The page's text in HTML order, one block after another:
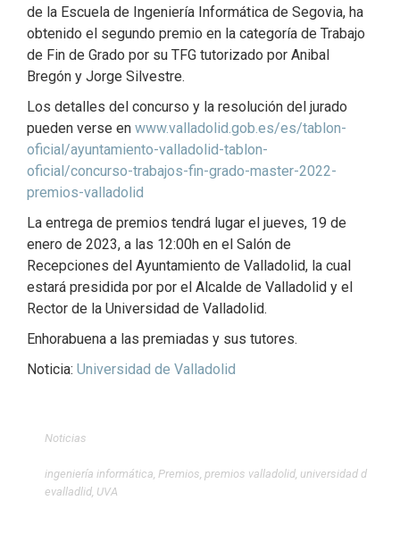
de la Escuela de Ingeniería Informática de Segovia, ha
obtenido el segundo premio en la categoría de Trabajo
de Fin de Grado por su TFG tutorizado por Anibal
Bregón y Jorge Silvestre.
Los detalles del concurso y la resolución del jurado
pueden verse en www.valladolid.gob.es/es/tablon-
oficial/ayuntamiento-valladolid-tablon-
oficial/concurso-trabajos-fin-grado-master-2022-
premios-valladolid
La entrega de premios tendrá lugar el jueves, 19 de
enero de 2023, a las 12:00h en el Salón de
Recepciones del Ayuntamiento de Valladolid, la cual
estará presidida por por el Alcalde de Valladolid y el
Rector de la Universidad de Valladolid.
Enhorabuena a las premiadas y sus tutores.
Noticia: Universidad de Valladolid
Noticias
ingeniería informática, Premios, premios valladolid, universidad d
evalladlid, UVA